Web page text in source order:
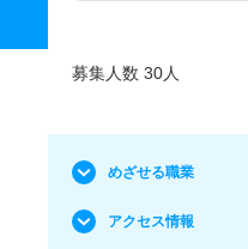
募集人数 30人
めざせる職業
アクセス情報